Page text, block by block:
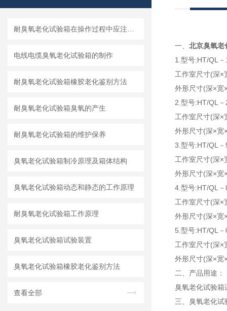
电线电缆臭氧老化试验箱的制作
耐臭氧老化试验箱橡胶老化鉴别方法
耐臭氧老化试验箱臭氧的产生
耐臭氧老化试验箱的维护保养
臭氧老化试验箱制冷原理及箱体结构
臭氧老化试验箱动态和静态的工作原理
耐臭氧老化试验箱工作原理
臭氧老化试验箱试验装置
臭氧老化试验箱橡胶老化鉴别方法
查看全部
一、 北京臭氧老
1.型号:HT/QL
工作室尺寸(深
外形尺寸(深×
2.型号:HT/QL
工作室尺寸(深
外形尺寸(深×宽
3.型号:HT/QL
工作室尺寸(深
外形尺寸(深×宽
4.型号:HT/QL
工作室尺寸(深
外形尺寸(深×宽
5.型号:HT/QL－
工作室尺寸(深
外形尺寸(深×宽
二、产品用途：
臭氧老化试验箱
三、臭氧老化试